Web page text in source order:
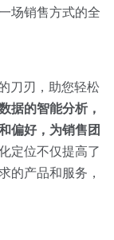
场销售方式的全
刀刃，助您轻松
据的智能分析，
偏好，为销售团
定位不仅提高了
的产品和服务，